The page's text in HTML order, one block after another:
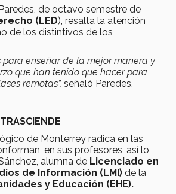
de octavo semestre de
(LED), resalta la atención
de los distintivos de los
para enseñar de la mejor manera y
que han tenido que hacer para
remotas”, señaló Paredes.
de Monterrey radica en las
en sus profesores, así lo
alumna de Licenciado en
de Información (LMI) de la
y Educación (EHE).